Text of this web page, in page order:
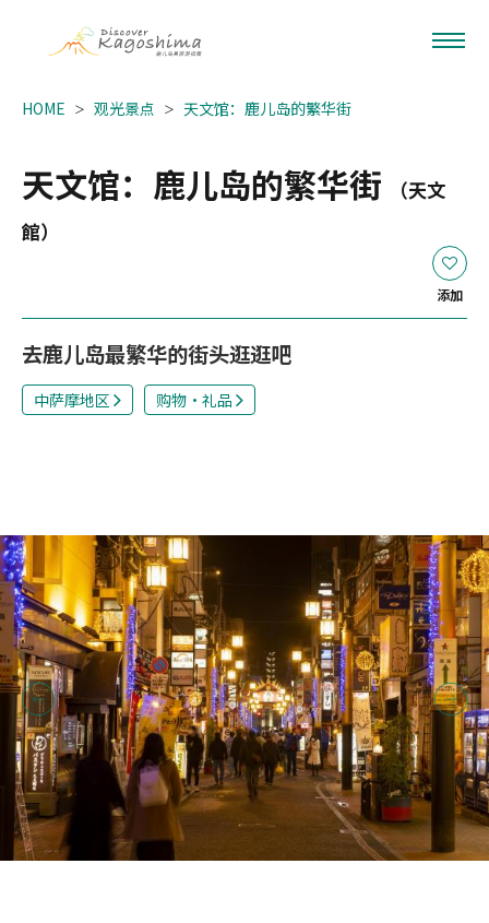
HOME 观光景点 天文馆：鹿儿岛的繁华街
天文馆：鹿儿岛的繁华街
（天文
館）
添加
去鹿儿岛最繁华的街头逛逛吧
中萨摩地区 购物・礼品